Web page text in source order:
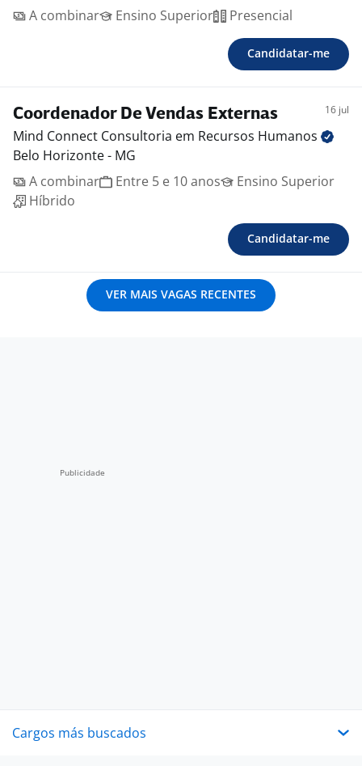
A combinar
Ensino Superior Presencial
Candidatar-me
Coordenador De Vendas Externas 16 jul
Mind Connect Consultoria em Recursos Humanos
Belo Horizonte - MG
A combinar
Entre 5 e 10 anos
Ensino Superior
Híbrido
Candidatar-me
VER MAIS VAGAS RECENTES
Cargos más buscados